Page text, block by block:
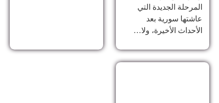
المرحلة الجديدة التي
عاشتها سورية بعد
الأحداث الأخيرة، ولا…